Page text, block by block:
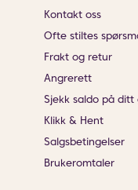
Kontakt oss
Ofte stiltes
Frakt og retur
Angrerett
Sjekk saldo på ditt
Klikk & Hent
Salgsbetingelser
Brukeromtaler